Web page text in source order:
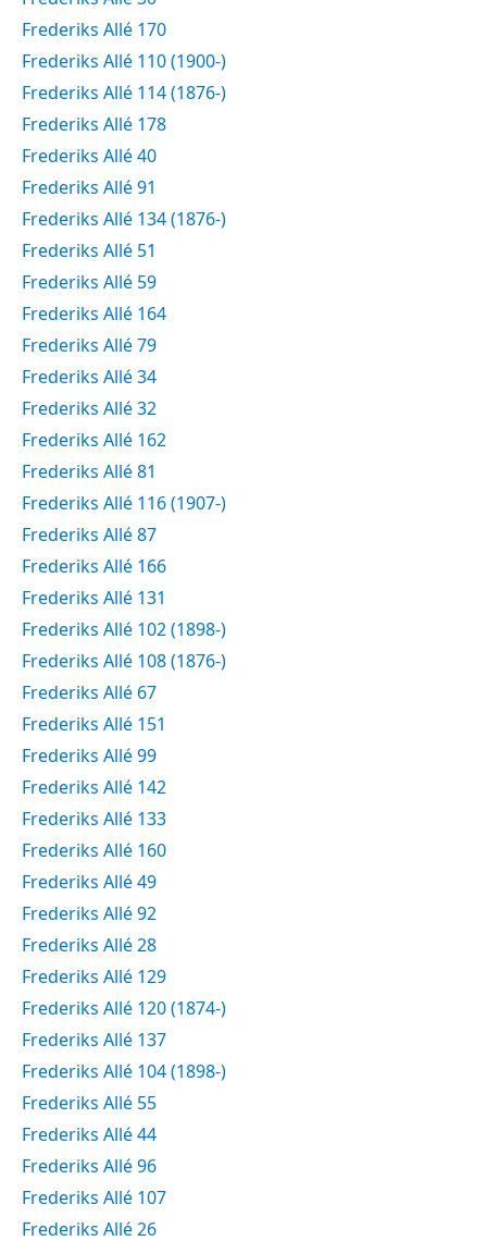
Frederiks Allé 170
Frederiks Allé 110 (1900-)
Frederiks Allé 114 (1876-)
Frederiks Allé 178
Frederiks Allé 40
Frederiks Allé 91
Frederiks Allé 134 (1876-)
Frederiks Allé 51
Frederiks Allé 59
Frederiks Allé 164
Frederiks Allé 79
Frederiks Allé 34
Frederiks Allé 32
Frederiks Allé 162
Frederiks Allé 81
Frederiks Allé 116 (1907-)
Frederiks Allé 87
Frederiks Allé 166
Frederiks Allé 131
Frederiks Allé 102 (1898-)
Frederiks Allé 108 (1876-)
Frederiks Allé 67
Frederiks Allé 151
Frederiks Allé 99
Frederiks Allé 142
Frederiks Allé 133
Frederiks Allé 160
Frederiks Allé 49
Frederiks Allé 92
Frederiks Allé 28
Frederiks Allé 129
Frederiks Allé 120 (1874-)
Frederiks Allé 137
Frederiks Allé 104 (1898-)
Frederiks Allé 55
Frederiks Allé 44
Frederiks Allé 96
Frederiks Allé 107
Frederiks Allé 26